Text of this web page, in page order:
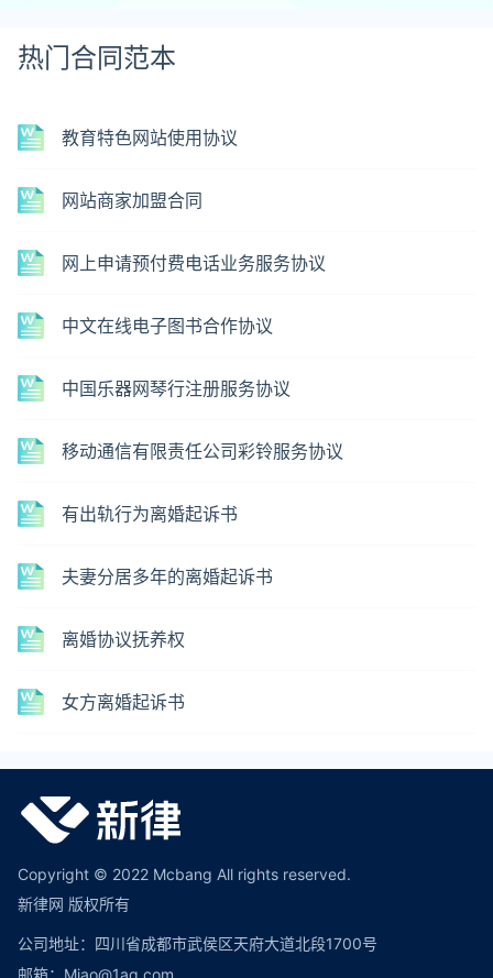
热门合同范本
教育特色网站使用协议
网站商家加盟合同
网上申请预付费电话业务服务协议
中文在线电子图书合作协议
中国乐器网琴行注册服务协议
移动通信有限责任公司彩铃服务协议
有出轨行为离婚起诉书
夫妻分居多年的离婚起诉书
离婚协议抚养权
女方离婚起诉书
Copyright © 2022 Mcbang All rights reserved.
新律网 版权所有
公司地址：四川省成都市武侯区天府大道北段1700号
邮箱：Miao@1aq.com